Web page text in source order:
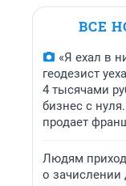
ВСЕ
«Я ехал в
геодезист
4 тысячами
бизнес с
продает
Людям
о зачислении